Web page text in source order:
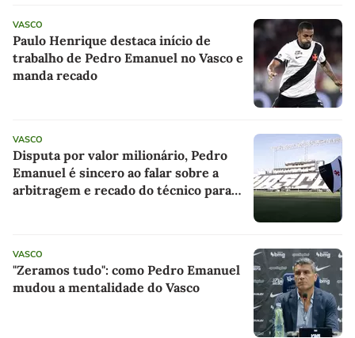
VASCO
Paulo Henrique destaca início de
trabalho de Pedro Emanuel no Vasco e
manda recado
VASCO
Disputa por valor milionário, Pedro
Emanuel é sincero ao falar sobre a
arbitragem e recado do técnico para
VASCO
"Zeramos tudo": como Pedro Emanuel
mudou a mentalidade do Vasco